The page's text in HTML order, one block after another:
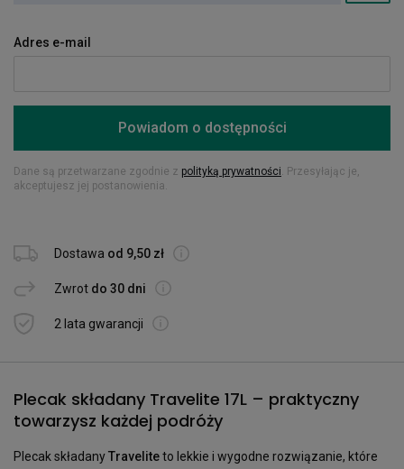
Adres e-mail
Powiadom o dostępności
Dane są przetwarzane zgodnie z polityką prywatności . Przesyłając je,
akceptujesz jej postanowienia.
Dostawa od 9,50 zł
Zwrot do 30 dni
2 lata gwarancji
Plecak składany Travelite 17L – praktyczny
towarzysz każdej podróży
Plecak składanyTraveliteto lekkie i wygodne rozwiązanie, które